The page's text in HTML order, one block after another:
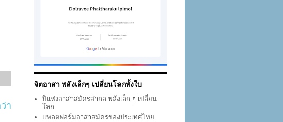
า
จิตอาสา พลังเล็กๆ เปลี่ยนโลกทั้งใบ
ปีแห่งอาสาสมัครสากล พลังเล็ก ๆ เปลี่ยน
โลก
แพลตฟอร์มอาสาสมัครของประเทศไทย